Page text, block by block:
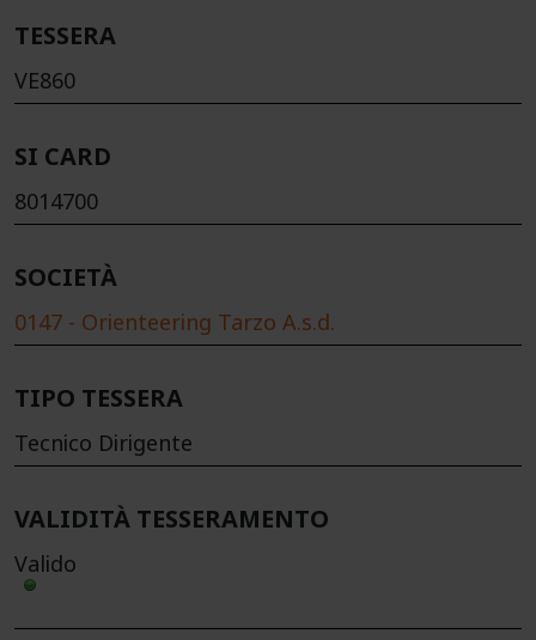
TESSERA
VE860
SI CARD
8014700
SOCIETÀ
0147 - Orienteering Tarzo A.s.d.
TIPO TESSERA
Tecnico Dirigente
VALIDITÀ TESSERAMENTO
Valido